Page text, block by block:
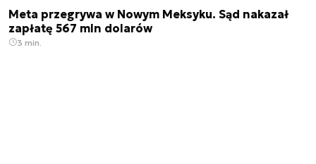
Meta przegrywa w Nowym Meksyku. Sąd nakazał
zapłatę 567 mln dolarów
3 min.